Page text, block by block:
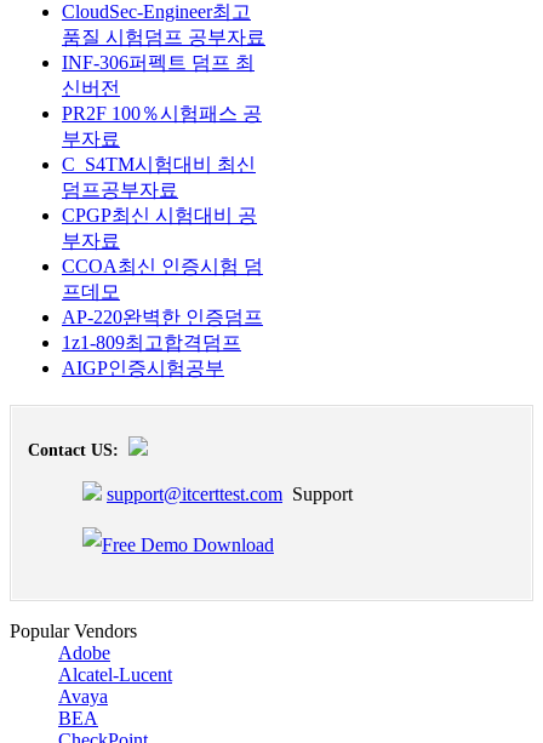
CloudSec-Engineer최고
품질 시험덤프 공부자료
INF-306퍼펙트 덤프 최
신버전
PR2F 100％시험패스 공
부자료
C_S4TM시험대비 최신
덤프공부자료
CPGP최신 시험대비 공
부자료
CCOA최신 인증시험 덤
프데모
AP-220완벽한 인증덤프
1z1-809최고합격덤프
AIGP인증시험공부
Contact US:
support@itcerttest.com Support
Popular Vendors
Adobe
Alcatel-Lucent
Avaya
BEA